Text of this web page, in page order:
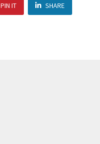
PIN IT SHARE